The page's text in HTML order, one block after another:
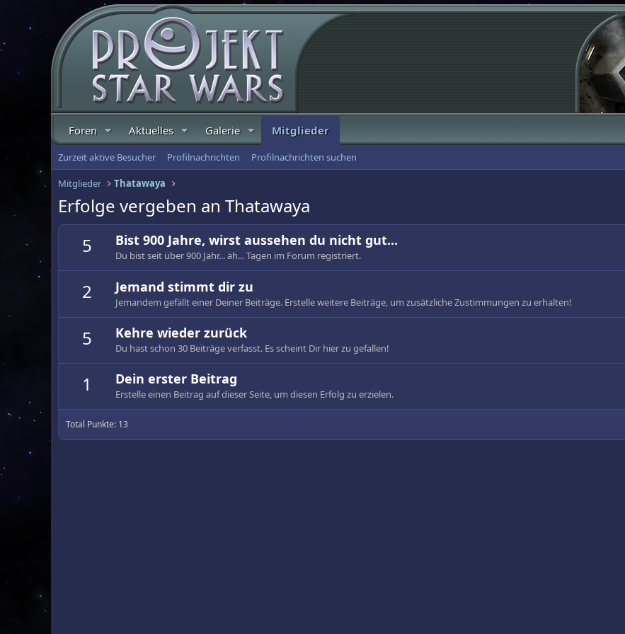
Foren Aktuelles Galerie Mitglieder
Zurzeit aktive Besucher Profilnachrichten Profilnachrichten suchen
Mitglieder Thatawaya
Erfolge vergeben an Thatawaya
5
Bist 900 Jahre, wirst aussehen du nicht gut...
Du bist seit über 900 Jahr... äh... Tagen im Forum registriert.
2 Jemand stimmt dir zu
Jemandem gefällt einer Deiner Beiträge. Erstelle weitere Beiträge, um zusätzliche Zustimmungen zu erhalten!
5 Kehre wieder zurück
Du hast schon 30 Beiträge verfasst. Es scheint Dir hier zu gefallen!
1 Dein erster Beitrag
Erstelle einen Beitrag auf dieser Seite, um diesen Erfolg zu erzielen.
Total Punkte: 13